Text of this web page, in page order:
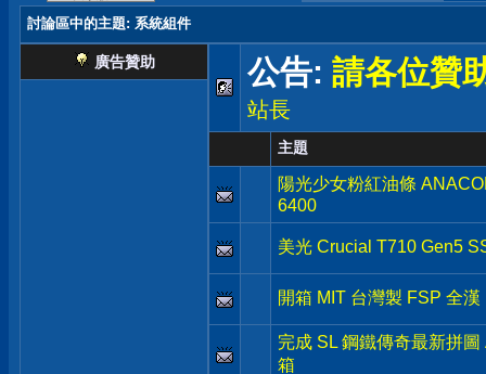
討論區中的主題: 系統組件
廣告贊助 公告: 請各位贊
站長
主題
陽光少女粉紅油條
6400
美光 Crucial T710 Gen5
開箱 MIT 台灣製 FSP 全
完成 SL 鋼鐵傳奇最新拼
箱